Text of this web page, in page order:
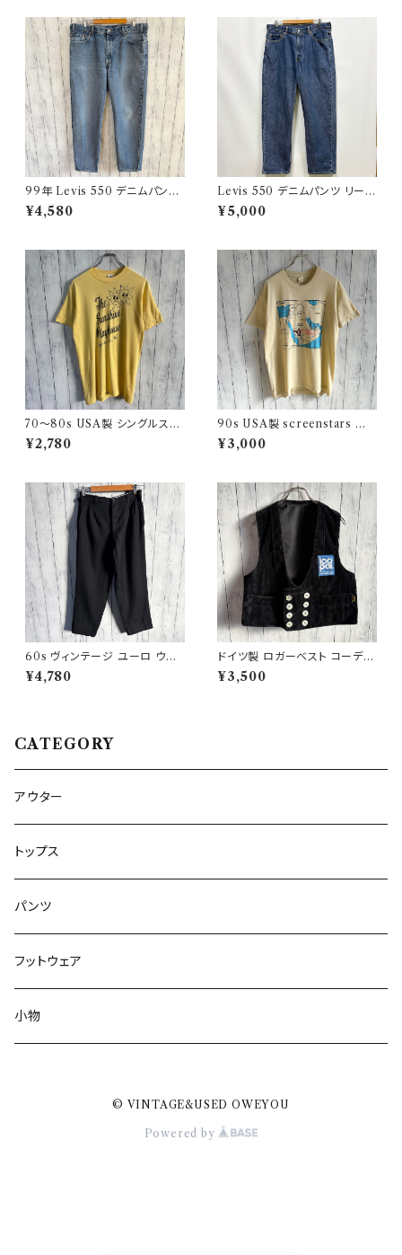
99年 Levis 550 デニムパンツ
ワイドデニム リーバイス ヴィン
テージ 21
¥4,580
Levis 550 デニムパンツ リーバ
イス ワイドデニム 3
¥5,000
70〜80s USA製 シングルステ
ッチT ヴィンテージTシャツ
¥2,780
90s USA製 screenstars 湾
岸戦争 シングルステッチTシャ
ツ ヴィンテージTシャツ
¥3,000
60s ヴィンテージ ユーロ ウー
ルパンツ スラックス ビンテージ
32
¥4,780
ドイツ製 ロガーベスト コーデュ
ロイベスト ワークベスト 黒 ダブ
ルブレスト
¥3,500
CATEGORY
アウター
トップス
パンツ
フットウェア
小物
© VINTAGE&USED OWEYOU
Powered by